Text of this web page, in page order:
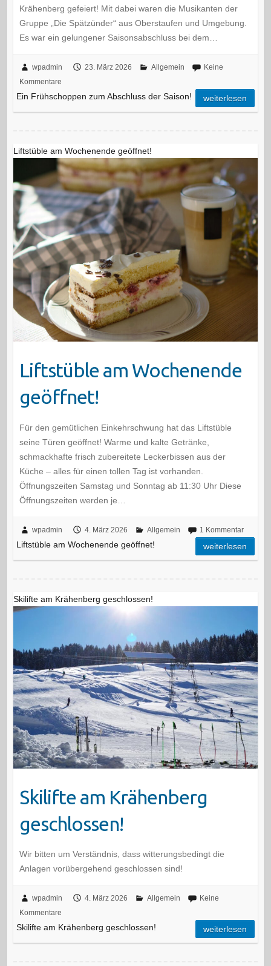
Krähenberg gefeiert! Mit dabei waren die Musikanten der
Gruppe „Die Spätzünder“ aus Oberstaufen und Umgebung.
Es war ein gelungener Saisonsabschluss bei dem…
wpadmin 23. März 2026 Allgemein
Keine
Kommentare
Ein Frühschoppen zum Abschluss der Saison! weiterlesen
Liftstüble am Wochenende geöffnet!
Liftstüble am Wochenende
geöffnet!
Für den gemütlichen Einkehrschwung hat das Liftstüble
seine Türen geöffnet! Warme und kalte Getränke,
schmackhafte frisch zubereitete Leckerbissen aus der
Küche – alles für einen tollen Tag ist vorhanden.
Öffnungszeiten Samstag und Sonntag ab 11:30 Uhr Diese
Öffnungszeiten werden je…
wpadmin 4. März 2026 Allgemein 1 Kommentar
Liftstüble am Wochenende geöffnet! weiterlesen
Skilifte am Krähenberg geschlossen!
Skilifte am Krähenberg
geschlossen!
Wir bitten um Verständnis, dass witterungsbedingt die
Anlagen vorübergehend geschlossen sind!
wpadmin 4. März 2026 Allgemein
Keine
Kommentare
Skilifte am Krähenberg geschlossen! weiterlesen